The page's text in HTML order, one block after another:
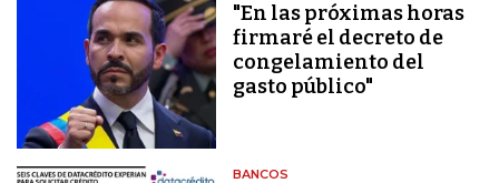
"En las próximas horas
firmaré el decreto de
congelamiento del
gasto público"
BANCOS